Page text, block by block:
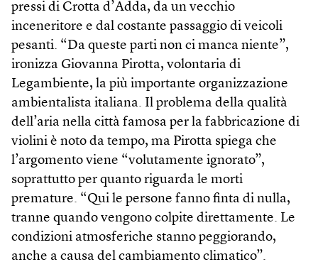
pressi di Crotta d’Adda, da un vecchio
inceneritore e dal costante passaggio di veicoli
pesanti. “Da queste parti non ci manca niente”,
ironizza Giovanna Pirotta, volontaria di
Legambiente, la più importante organizzazione
ambientalista italiana. Il problema della qualità
dell’aria nella città famosa per la fabbricazione di
violini è noto da tempo, ma Pirotta spiega che
l’argomento viene “volutamente ignorato”,
soprattutto per quanto riguarda le morti
premature. “Qui le persone fanno finta di nulla,
tranne quando vengono colpite direttamente. Le
condizioni atmosferiche stanno peggiorando,
anche a causa del cambiamento climatico”.